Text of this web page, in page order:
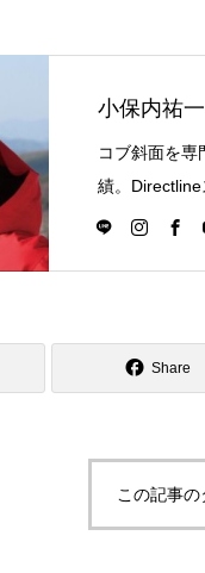
小保内祐一
コブ斜面を専
績。Directline
選択の一つに
Share
この記事